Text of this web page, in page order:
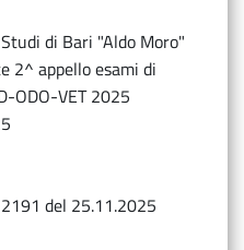
di Bari "Aldo Moro"
2^ appello esami di
ODO-VET 2025
2191 del 25.11.2025